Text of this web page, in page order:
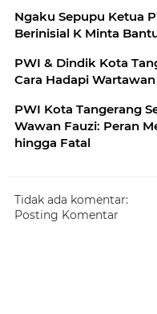
Ngaku Sepupu Ketua
Berinisial K Minta
PWI & Dindik Kota
Cara Hadapi
PWI Kota Tangerang
Wawan Fauzi: Peran
hingga Fatal
Tidak ada komentar:
Posting Komentar